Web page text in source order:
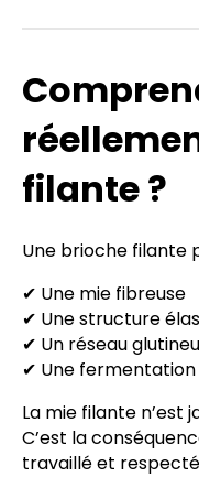
filante ?
Une brioche filante
✔ Une mie fibreuse
✔ Une structure
✔ Un réseau
✔ Une
La mie filante n’est
C’est la
travaillé et